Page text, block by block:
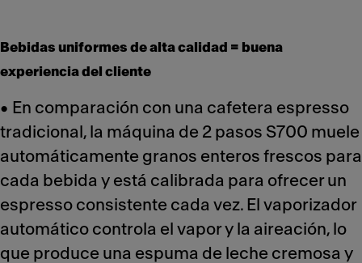
Bebidas uniformes de alta calidad = buena
experiencia del cliente
• En comparación con una cafetera espresso
tradicional, la máquina de 2 pasos S700 muele
automáticamente granos enteros frescos para
cada bebida y está calibrada para ofrecer un
espresso consistente cada vez. El vaporizador
automático controla el vapor y la aireación, lo
que produce una espuma de leche cremosa y